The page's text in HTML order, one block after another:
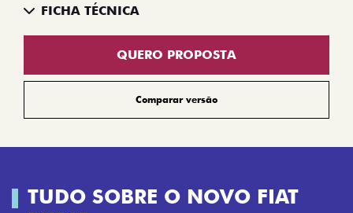
FICHA TÉCNICA
QUERO PROPOSTA
Comparar versão
TUDO SOBRE O NOVO FIAT